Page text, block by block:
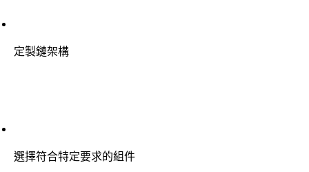
定製鏈架構
選擇符合特定要求的組件